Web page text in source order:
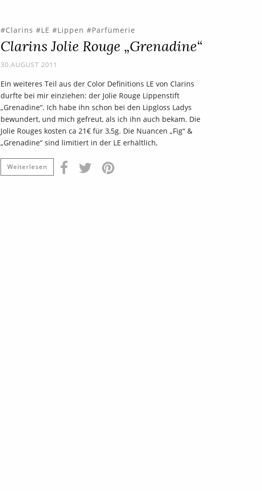
Clarins LE Lippen Parfümerie
Clarins Jolie Rouge „Grenadine“
30.AUGUST 2011
Ein weiteres Teil aus der Color Definitions LE von Clarins
durfte bei mir einziehen: der Jolie Rouge Lippenstift
„Grenadine“. Ich habe ihn schon bei den Lipgloss Ladys
bewundert, und mich gefreut, als ich ihn auch bekam. Die
Jolie Rouges kosten ca 21€ für 3,5g. Die Nuancen „Fig“ &
„Grenadine“ sind limitiert in der LE erhältlich,
Weiterlesen